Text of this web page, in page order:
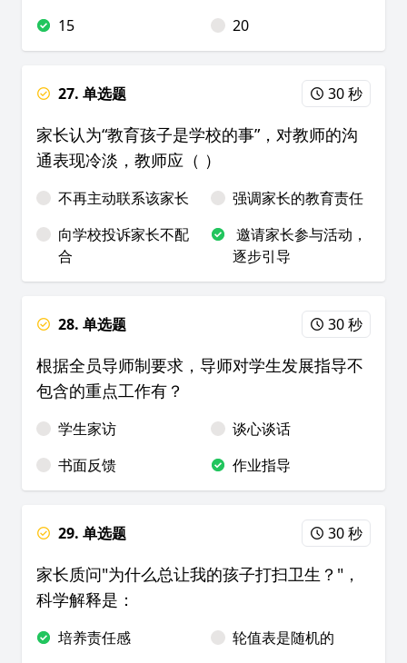
15
20
27. 单选题 30 秒
家长认为“教育孩子是学校的事”，对教师的沟
通表现冷淡，教师应（ ）
不再主动联系该家长
强调家长的教育责任
向学校投诉家长不配
合
邀请家长参与活动，
逐步引导
28. 单选题 30 秒
根据全员导师制要求，导师对学生发展指导不
包含的重点工作有？
学生家访
谈心谈话
书面反馈
作业指导
29. 单选题 30 秒
家长质问"为什么总让我的孩子打扫卫生？"，
科学解释是：
培养责任感
轮值表是随机的